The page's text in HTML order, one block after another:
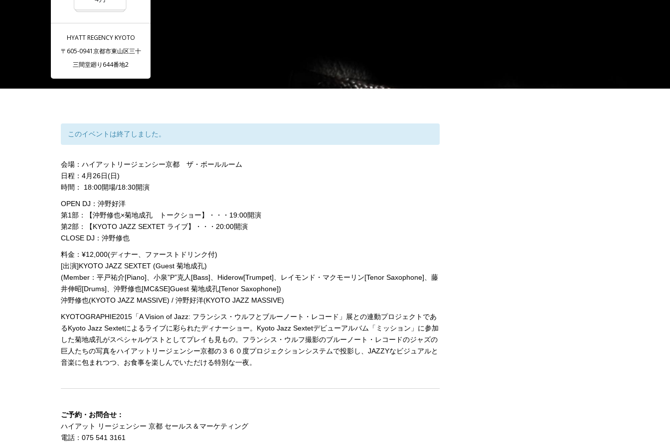
HYATT REGENCY KYOTO
〒605-0941京都市東山区三十
三間堂廻り644番地2
このイベントは終了しました。
会場：ハイアットリージェンシー京都 ザ・ボールルーム
日程：4月26日(日)
時間： 18:00開場/18:30開演
OPEN DJ：沖野好洋
第1部：【沖野修也×菊地成孔 トークショー】・・・19:00開演
第2部：【KYOTO JAZZ SEXTET ライブ】・・・20:00開演
CLOSE DJ：沖野修也
料金：¥12,000(ディナー、ファーストドリンク付)
[出演]KYOTO JAZZ SEXTET (Guest 菊地成孔)
(Member：平戸祐介[Piano]、小泉”P”克人[Bass]、Hiderow[Trumpet]、レイモンド・マクモーリン[Tenor Saxophone]、藤
井伸昭[Drums]、沖野修也[MC&SE]Guest 菊地成孔[Tenor Saxophone])
沖野修也(KYOTO JAZZ MASSIVE) / 沖野好洋(KYOTO JAZZ MASSIVE)
KYOTOGRAPHIE2015「A Vision of Jazz: フランシス・ウルフとブルーノート・レコード」展との連動プロジェクトであ
るKyoto Jazz Sextetによるライブに彩られたディナーショー。Kyoto Jazz Sextetデビューアルバム「ミッション」に参加
した菊地成孔がスペシャルゲストとしてプレイも見もの。フランシス・ウルフ撮影のブルーノート・レコードのジャズの
巨人たちの写真をハイアットリージェンシー京都の３６０度プロジェクションシステムで投影し、JAZZYなビジュアルと
音楽に包まれつつ、お食事を楽しんでいただける特別な一夜。
ご予約・お問合せ：
ハイアット リージェンシー 京都 セールス＆マーケティング
電話：075 541 3161